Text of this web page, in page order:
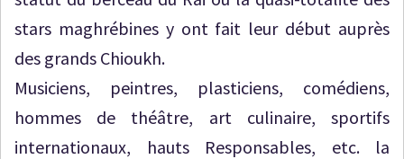
stars maghrébines y ont fait leur début auprès
des grands Chioukh.
Musiciens, peintres, plasticiens, comédiens,
hommes de théâtre, art culinaire, sportifs
internationaux, hauts Responsables, etc. la